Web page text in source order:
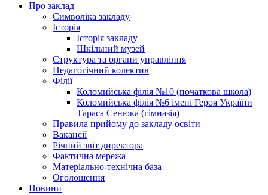
Про заклад
Символіка закладу
Історія
Історія закладу
Шкільний музей
Структура та органи управління
Педагогічний колектив
Філії
Коломийська філія №10 (початкова школа)
Коломийська філія №6 імені Героя України
Тараса Сенюка (гімназія)
Правила прийому до закладу освіти
Вакансії
Річний звіт директора
Фактична мережа
Матеріально-технічна база
Оголошення
Новини